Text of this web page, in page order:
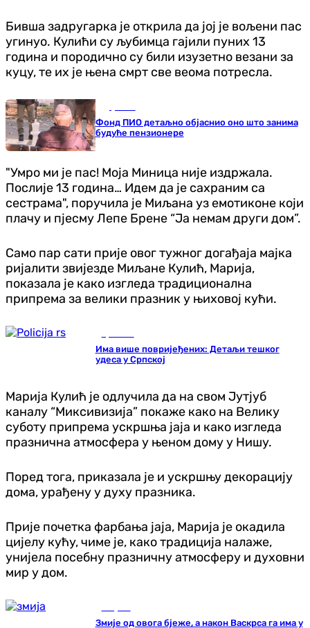
Бивша задругарка је открила да јој је вољени пас
угинуо. Кулићи су љубимца гајили пуних 13
година и породично су били изузетно везани за
куцу, те их је њена смрт све веома потресла.
Фонд ПИО детаљно објаснио оно што занима
будуће пензионере
"Умро ми је пас! Моја Миница није издржала.
Послије 13 година… Идем да је сахраним са
сестрама", поручила је Миљана уз емотиконе који
плачу и пјесму Лепе Брене “Ја немам други дом”.
Само пар сати прије овог тужног догађаја мајка
ријалити звијезде Миљане Кулић, Марија,
показала је како изгледа традиционална
припрема за велики празник у њиховој кући.
Има више повријеђених: Детаљи тешког
удеса у Српској
Марија Кулић је одлучила да на свом Јутјуб
каналу “Миксивизија” покаже како на Велику
суботу припрема ускршња јаја и како изгледа
празнична атмосфера у њеном дому у Нишу.
Поред тога, приказала је и ускршњу декорацију
дома, урађену у духу празника.
Прије почетка фарбања јаја, Марија је окадила
цијелу кућу, чиме је, како традиција налаже,
унијела посебну празничну атмосферу и духовни
мир у дом.
Змије од овога бјеже, а након Васкрса га има у